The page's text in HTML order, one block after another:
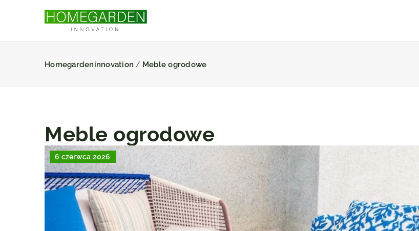
Homegardeninnovation / Meble ogrodowe
Meble ogrodowe
6 czerwca 2026